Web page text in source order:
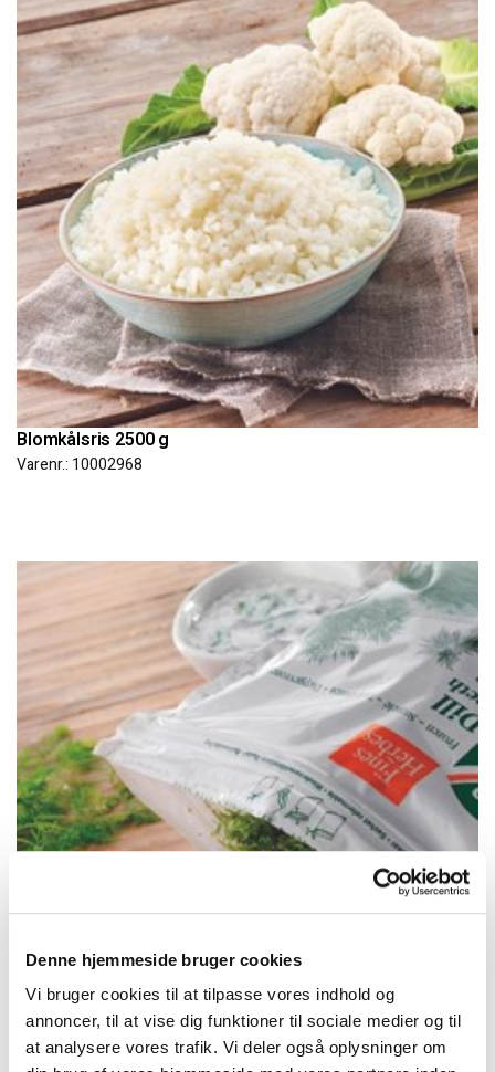
Denne hjemmeside bruger cookies
Vi bruger cookies til at tilpasse vores indhold og
annoncer, til at vise dig funktioner til sociale medier og til
at analysere vores trafik. Vi deler også oplysninger om
Blomkålsris 2500 g
Varenr.: 10002968